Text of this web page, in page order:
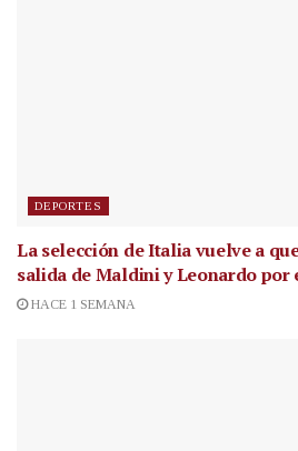
DEPORTES
La selección de Italia vuelve a
salida de Maldini y Leonardo por
HACE 1 SEMANA